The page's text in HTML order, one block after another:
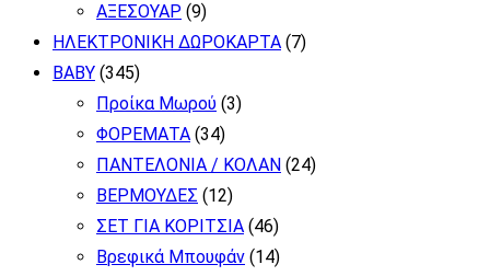
ΑΞΕΣΟΥΑΡ (9)
ΗΛΕΚΤΡΟΝΙΚΗ ΔΩΡΟΚΑΡΤΑ (7)
BABY (345)
Προίκα Μωρού (3)
ΦΟΡΕΜΑΤΑ (34)
ΠΑΝΤΕΛΟΝΙΑ / ΚΟΛΑΝ (24)
ΒΕΡΜΟΥΔΕΣ (12)
ΣΕΤ ΓΙΑ ΚΟΡΙΤΣΙΑ (46)
Βρεφικά Μπουφάν (14)